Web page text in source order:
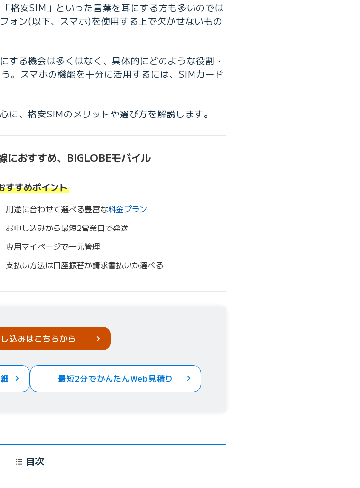
格安SIM」といった言葉を耳にする方も多いのでは
ォン(以下、スマホ)を使用する上で欠かせないもの
する機会は多くはなく、具体的にどのような役割・
。スマホの機能を十分に活用するには、SIMカード
に、格安SIMのメリットや選び方を解説します。
におすすめ、 BIGLOBEモバイル
すすめポイント
用途に合わせて選べる豊富な料金プラン
お申し込みから最短2営業日で発送
専用マイページで一元管理
支払い方法は口座振替か請求書払いか選べる
込みはこちらから
最短2分でかんたんWeb見積り
目次